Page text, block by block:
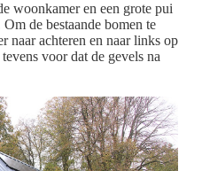
woonkamer en een grote pui
de bestaande bomen te
naar achteren en naar links op
voor dat de gevels na